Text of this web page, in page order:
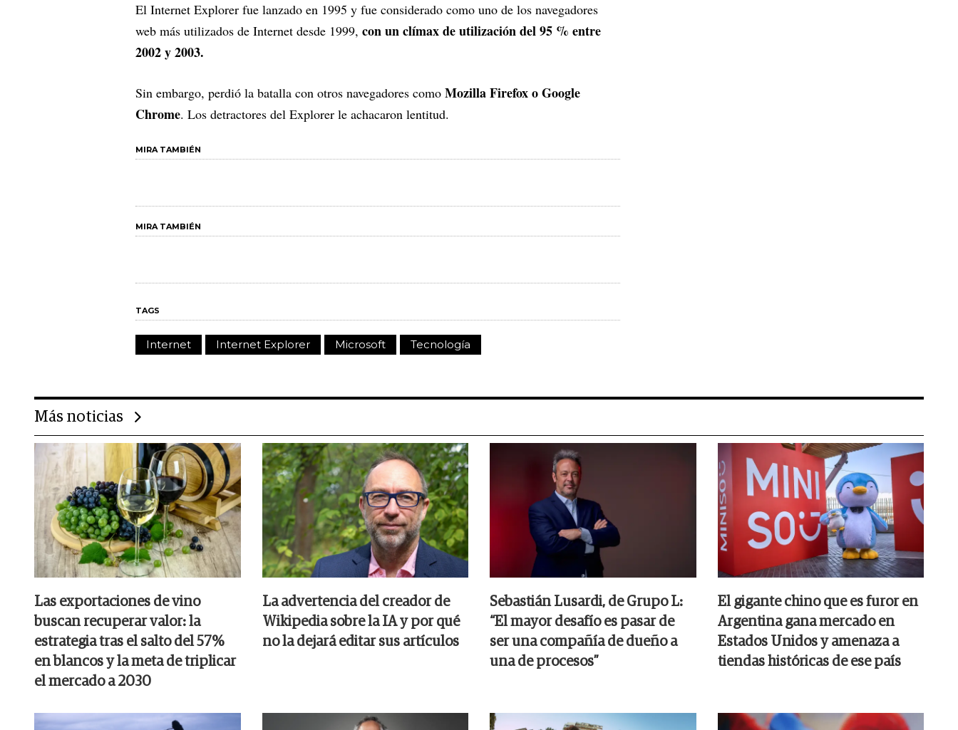
El Internet Explorer fue lanzado en 1995 y fue considerado como uno de los navegadores
web más utilizados de Internet desde 1999, con un clímax de utilización del 95 % entre
2002 y 2003.
Sin embargo, perdió la batalla con otros navegadores como Mozilla Firefox o Google
Chrome. Los detractores del Explorer le achacaron lentitud.
MIRA TAMBIÉN
MIRA TAMBIÉN
TAGS
Internet Internet Explorer Microsoft Tecnología
Más noticias
Las exportaciones de vino
buscan recuperar valor: la
estrategia tras el salto del 57%
en blancos y la meta de triplicar
el mercado a 2030
La advertencia del creador de
Wikipedia sobre la IA y por qué
no la dejará editar sus artículos
Sebastián Lusardi, de Grupo L:
“El mayor desafío es pasar de
ser una compañía de dueño a
una de procesos”
El gigante chino que es furor en
Argentina gana mercado en
Estados Unidos y amenaza a
tiendas históricas de ese país